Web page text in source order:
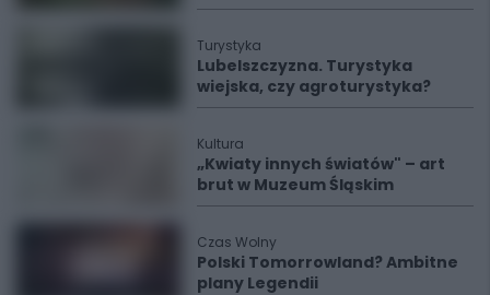
Turystyka
Lubelszczyzna. Turystyka
wiejska, czy agroturystyka?
Kultura
„Kwiaty innych światów" – art
brut w Muzeum Śląskim
Czas Wolny
Polski Tomorrowland? Ambitne
plany Legendii